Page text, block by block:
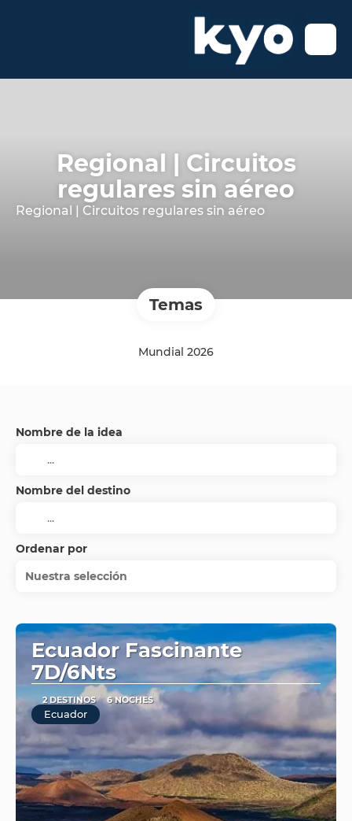
Regional | Circuitos
regulares sin aéreo
Regional | Circuitos regulares sin aéreo
Temas
Mundial 2026
Nombre de la idea
Nombre del destino
Ordenar por
Nuestra selección
Ecuador Fascinante
7D/6Nts
2 DESTINOS 6 NOCHES
Ecuador